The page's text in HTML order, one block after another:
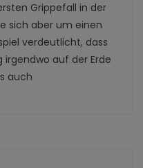
Grippefall in der
sich aber um einen
verdeutlicht, dass
auf der Erde
auch